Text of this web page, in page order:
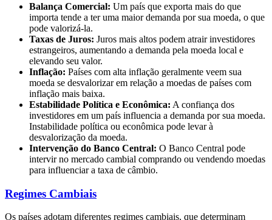
Balança Comercial: Um país que exporta mais do que
importa tende a ter uma maior demanda por sua moeda, o que
pode valorizá-la.
Taxas de Juros: Juros mais altos podem atrair investidores
estrangeiros, aumentando a demanda pela moeda local e
elevando seu valor.
Inflação: Países com alta inflação geralmente veem sua
moeda se desvalorizar em relação a moedas de países com
inflação mais baixa.
Estabilidade Política e Econômica: A confiança dos
investidores em um país influencia a demanda por sua moeda.
Instabilidade política ou econômica pode levar à
desvalorização da moeda.
Intervenção do Banco Central: O Banco Central pode
intervir no mercado cambial comprando ou vendendo moedas
para influenciar a taxa de câmbio.
Regimes Cambiais
Os países adotam diferentes regimes cambiais, que determinam